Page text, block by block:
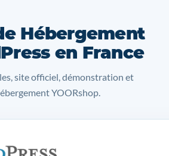
Hébergement
en France
site officiel, démonstration et
YOORshop.